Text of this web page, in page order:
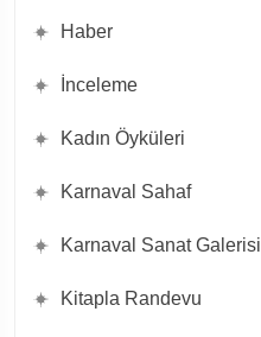
Haber
İnceleme
Kadın Öyküleri
Karnaval Sahaf
Karnaval Sanat Galerisi
Kitapla Randevu